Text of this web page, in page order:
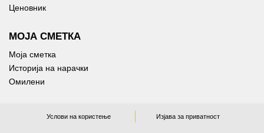
Ценовник
МОЈА СМЕТКА
Моја сметка
Историја на нарачки
Омилени
Услови на користење Изјава за приватност